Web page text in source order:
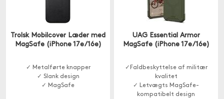
Trolsk Mobilcover Læder med
MagSafe (iPhone 17e/16e)
✓ Metalførte knapper
✓ Slank design
✓ MagSafe
UAG Essential Armor
MagSafe (iPhone 17e/16e)
✓Faldbeskyttelse af militær
kvalitet
✓ Letvægts MagSafe-
kompatibelt design